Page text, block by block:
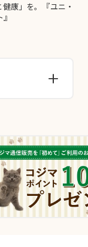
康」を。『ユニ・